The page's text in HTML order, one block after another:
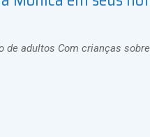
MEMORIAL DE EVENTOS
adultos Com crianças